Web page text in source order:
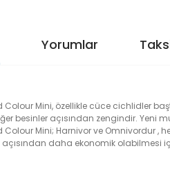
Yorumlar
Colour Mini, özellikle cüce cichlidler
besinler açısından zengindir. Yeni
Colour Mini; Harnivor ve Omnivordur ,
açısından daha ekonomik olabilmesi